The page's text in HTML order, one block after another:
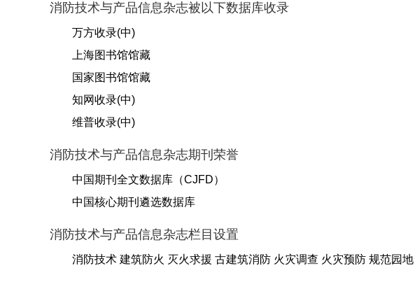
消防技术与产品信息杂志被以下数据库收录
万方收录(中)
上海图书馆馆藏
国家图书馆馆藏
知网收录(中)
维普收录(中)
消防技术与产品信息杂志期刊荣誉
中国期刊全文数据库（CJFD）
中国核心期刊遴选数据库
消防技术与产品信息杂志栏目设置
消防技术 建筑防火 灭火求援 古建筑消防 火灾调查 火灾预防 规范园